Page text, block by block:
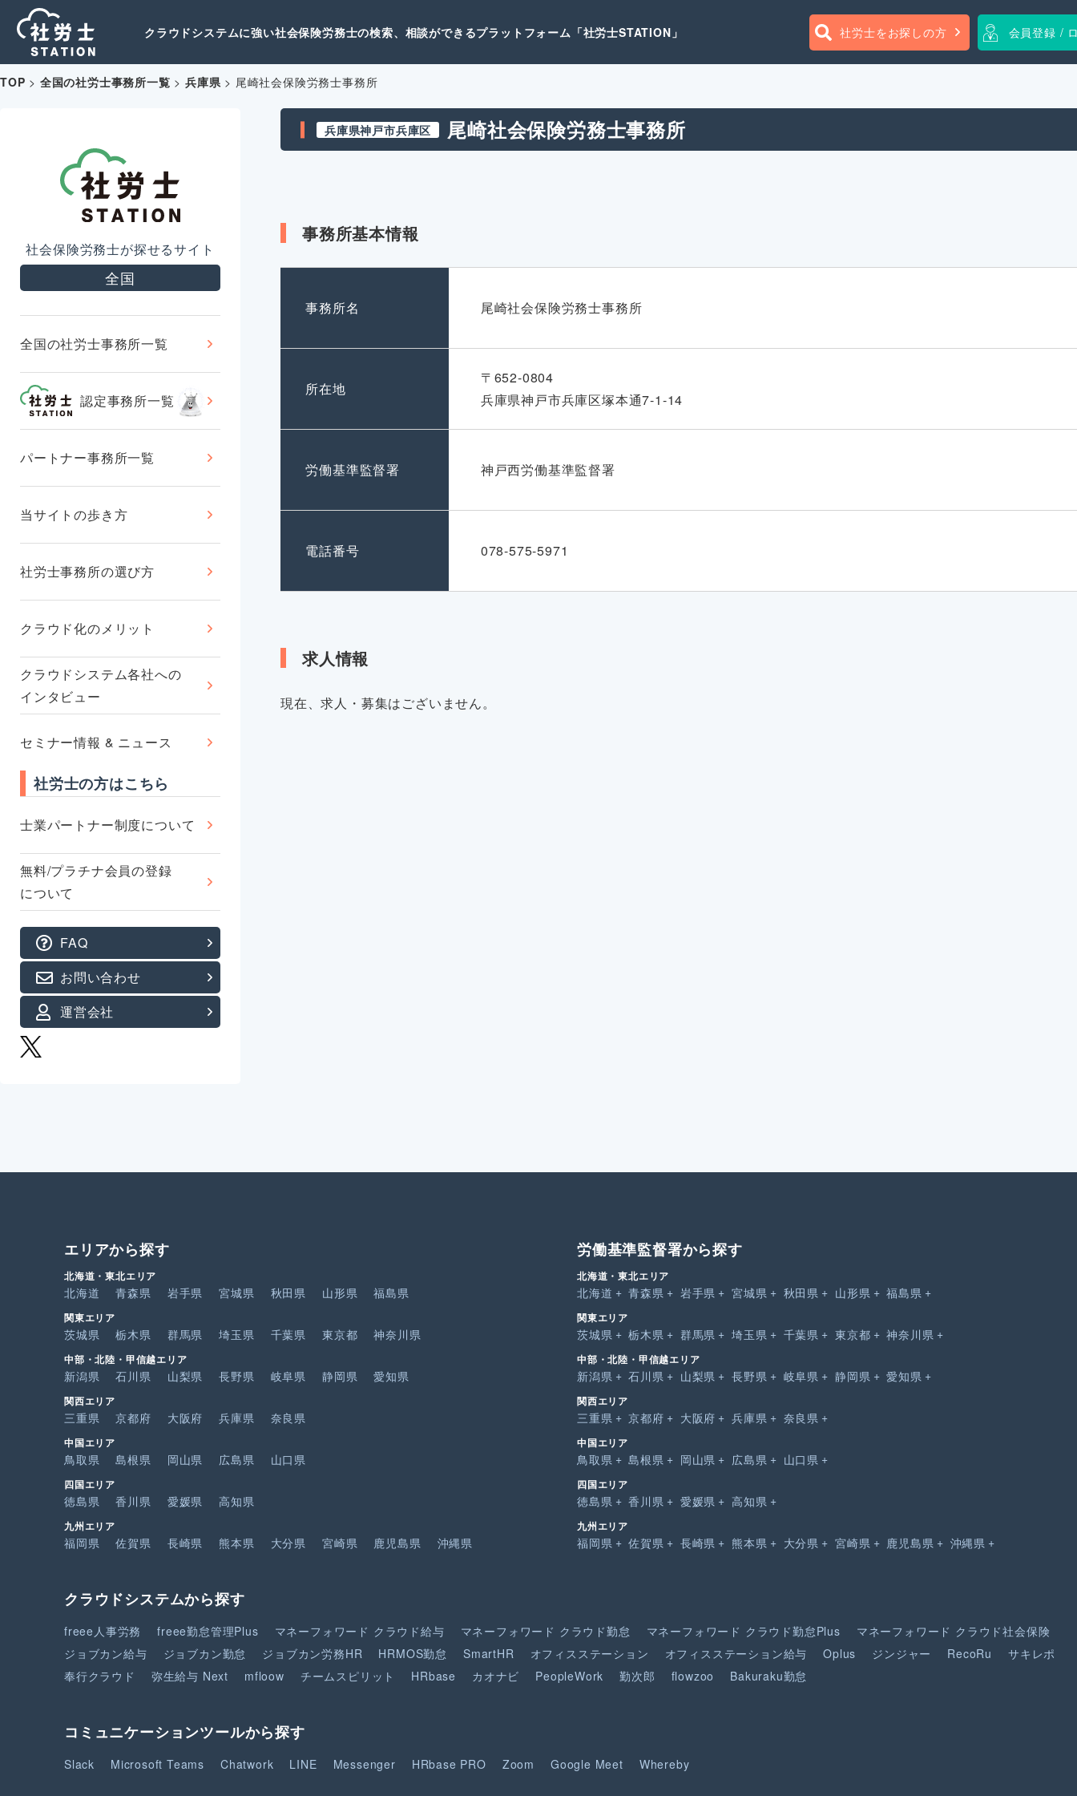
クラウドシステムに強い社会保険労務士の検索、相談ができるプラットフォーム「社労士STATION」 社労士をお探しの方 会員登録 /
TOP > 全国の社労士事務所一覧 >兵庫県> 尾崎社会保険労務士事務所
社会保険労務士が探せるサイト
全国
全国の社労士事務所一覧
認定事務所一覧
パートナー事務所一覧
当サイトの歩き方
社労士事務所の選び方
クラウド化のメリット
クラウドシステム各社への
インタビュー
セミナー情報 & ニュース
社労士の方はこちら
士業パートナー制度について
無料/プラチナ会員の登録
について
FAQ
お問い合わせ
運営会社
兵庫県神戸市兵庫区 尾崎社会保険労務士事務所
事務所基本情報
事務所名 尾崎社会保険労務士事務所
所在地
〒652-0804
兵庫県神戸市兵庫区塚本通7-1-14
労働基準監督署 神戸西労働基準監督署
電話番号 078-575-5971
求人情報
現在、求人・募集はございません。
エリアから探す
北海道・東北エリア
北海道 青森県 岩手県 宮城県 秋田県 山形県 福島県
関東エリア
茨城県 栃木県 群馬県 埼玉県 千葉県 東京都 神奈川県
中部・北陸・甲信越エリア
新潟県 石川県 山梨県 長野県 岐阜県 静岡県 愛知県
関西エリア
三重県 京都府 大阪府 兵庫県 奈良県
中国エリア
鳥取県 島根県 岡山県 広島県 山口県
四国エリア
徳島県 香川県 愛媛県 高知県
九州エリア
福岡県 佐賀県 長崎県 熊本県 大分県 宮崎県 鹿児島県 沖縄県
労働基準監督署から探す
北海道・東北エリア
北海道 青森県 岩手県 宮城県 秋田県 山形県 福島県
関東エリア
茨城県 栃木県 群馬県 埼玉県 千葉県 東京都 神奈川県
中部・北陸・甲信越エリア
新潟県 石川県 山梨県 長野県 岐阜県 静岡県 愛知県
関西エリア
三重県 京都府 大阪府 兵庫県 奈良県
中国エリア
鳥取県 島根県 岡山県 広島県 山口県
四国エリア
徳島県 香川県 愛媛県 高知県
九州エリア
福岡県 佐賀県 長崎県 熊本県 大分県 宮崎県 鹿児島県 沖縄県
クラウドシステムから探す
freee人事労務 freee勤怠管理Plus マネーフォワード クラウド給与 マネーフォワード クラウド勤怠 マネーフォワード クラウド勤怠Plus マネーフォワード クラウド社会保険
ジョブカン給与
ジョブカン勤怠 ジョブカン労務HR HRMOS勤怠 SmartHR オフィスステーション オフィスステーション給与 Oplus ジンジャー RecoRu
サキレポ
奉行クラウド
弥生給与 Next mfloow チームスピリット HRbase カオナビ PeopleWork 勤次郎 flowzoo Bakuraku勤怠
コミュニケーションツールから探す
Slack Microsoft Teams Chatwork LINE Messenger HRbase PRO Zoom Google Meet Whereby